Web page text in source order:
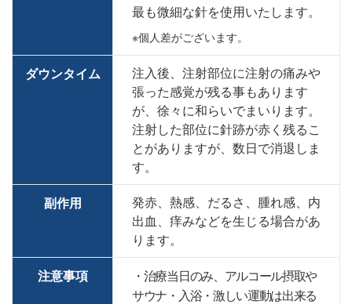
最も微細な針を使用いたします。
※個人差がございます。
ダウンタイム
注入後、注射部位に注射の痛みや
張った感覚が残る事もあります
が、徐々に和らいでまいります。
注射した部位に針跡が赤く残るこ
とがありますが、数日で消退しま
す。
副作用
発赤、熱感、だるさ、腫れ感、内
出血、痒みなどを生じる場合があ
ります。
注意事項
・治療当日のみ、アルコール摂取や
サウナ・入浴・激しい運動は出来る